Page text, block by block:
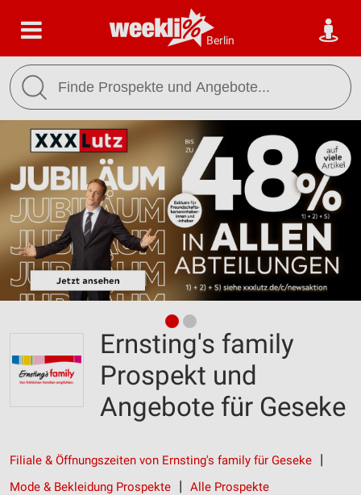
Berlin
Ernsting's family
Prospekt und
Angebote für Geseke
Filiale & Öffnungszeiten von Ernsting's family für Geseke
Mode & Bekleidung Prospekte
Alle Prospekte